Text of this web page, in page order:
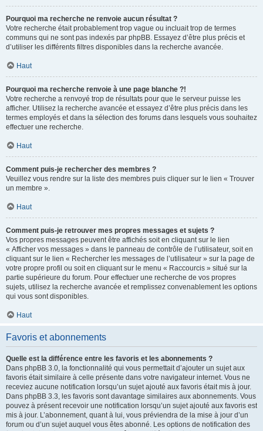
Pourquoi ma recherche ne renvoie aucun résultat ?
Votre recherche était probablement trop vague ou incluait trop de termes
communs qui ne sont pas indexés par phpBB. Essayez d’être plus précis et
d’utiliser les différents filtres disponibles dans la recherche avancée.
Haut
Pourquoi ma recherche renvoie à une page blanche ?!
Votre recherche a renvoyé trop de résultats pour que le serveur puisse les
afficher. Utilisez la recherche avancée et essayez d’être plus précis dans les
termes employés et dans la sélection des forums dans lesquels vous souhaitez
effectuer une recherche.
Haut
Comment puis-je rechercher des membres ?
Veuillez vous rendre sur la liste des membres puis cliquer sur le lien « Trouver
un membre ».
Haut
Comment puis-je retrouver mes propres messages et sujets ?
Vos propres messages peuvent être affichés soit en cliquant sur le lien
« Afficher vos messages » dans le panneau de contrôle de l’utilisateur, soit en
cliquant sur le lien « Rechercher les messages de l’utilisateur » sur la page de
votre propre profil ou soit en cliquant sur le menu « Raccourcis » situé sur la
partie supérieure du forum. Pour effectuer une recherche de vos propres
sujets, utilisez la recherche avancée et remplissez convenablement les options
qui vous sont disponibles.
Haut
Favoris et abonnements
Quelle est la différence entre les favoris et les abonnements ?
Dans phpBB 3.0, la fonctionnalité qui vous permettait d’ajouter un sujet aux
favoris était similaire à celle présente dans votre navigateur internet. Vous ne
receviez aucune notification lorsqu’un sujet ajouté aux favoris était mis à jour.
Dans phpBB 3.3, les favoris sont davantage similaires aux abonnements. Vous
pouvez à présent recevoir une notification lorsqu’un sujet ajouté aux favoris est
mis à jour. L’abonnement, quant à lui, vous préviendra de la mise à jour d’un
forum ou d’un sujet auquel vous êtes abonné. Les options de notification des